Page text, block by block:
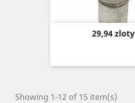
Price
29,94 zloty
Showing 1-12 of 15 item(s)